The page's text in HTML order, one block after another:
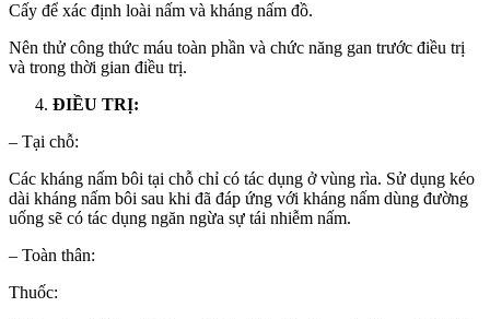
Cấy để xác định loài nấm và kháng nấm đồ.
Nên thử công thức máu toàn phần và chức năng gan trước điều trị
và trong thời gian điều trị.
ĐIỀU TRỊ:
– Tại chỗ:
Các kháng nấm bôi tại chỗ chỉ có tác dụng ở vùng rìa. Sử dụng kéo
dài kháng nấm bôi sau khi đã đáp ứng với kháng nấm dùng đường
uống sẽ có tác dụng ngăn ngừa sự tái nhiễm nấm.
– Toàn thân:
Thuốc: